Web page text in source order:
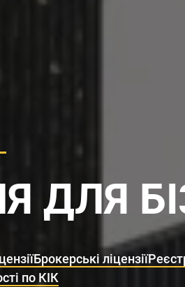
ДЛЯ
Брокерські ліцензії
по КІК